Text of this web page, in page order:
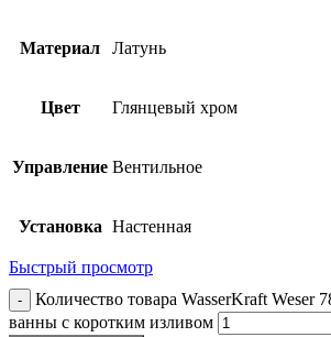
Материал Латунь
Цвет Глянцевый хром
Управление Вентильное
Установка Настенная
Быстрый просмотр
Количество товара WasserKraft Weser
ванны с коротким изливом